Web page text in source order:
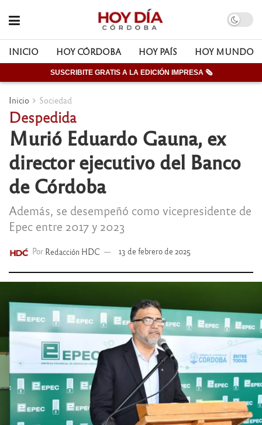
INICIO HOY CÓRDOBA HOY PAÍS HOY MUNDO
SUSCRIBITE GRATIS A LA EDICIÓN IMPRESA 🗞
Inicio Sociedad
Despedida
Murió Eduardo Gauna, ex
director ejecutivo del Banco
de Córdoba
Además, se desempeñó como vicepresidente de
Epec entre 2017 y 2023
Por Redacción HDC 13 de febrero de 2025